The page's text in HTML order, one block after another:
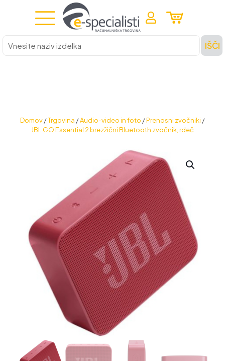
Vnesite
naziv
izdelka
IŠČI
Domov/Trgovina /Audio-video in foto /Prenosni zvočniki /
JBL GO Essential 2 brezžični Bluetooth zvočnik, rdeč